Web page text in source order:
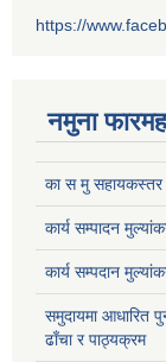
https://
नमुना
का स मु सहायकस्तर
कार्य सम्पादन
कार्य सम्पदान
समुदायमा आधारित
ढाँचा र पाठ्यक्रम